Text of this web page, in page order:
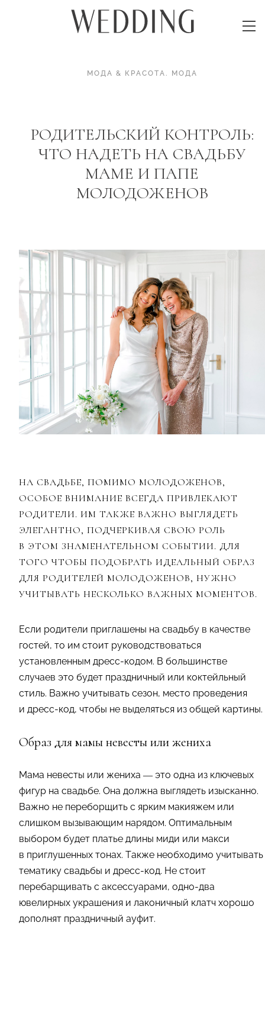
МОДА & КРАСОТА. МОДА
РОДИТЕЛЬСКИЙ КОНТРОЛЬ:
ЧТО НАДЕТЬ НА СВАДЬБУ
МАМЕ И ПАПЕ
МОЛОДОЖЕНОВ
НА СВАДЬБЕ, ПОМИМО МОЛОДОЖЕНОВ,
ОСОБОЕ ВНИМАНИЕ ВСЕГДА ПРИВЛЕКАЮТ
РОДИТЕЛИ. ИМ ТАКЖЕ ВАЖНО ВЫГЛЯДЕТЬ
ЭЛЕГАНТНО, ПОДЧЕРКИВАЯ СВОЮ РОЛЬ
В ЭТОМ ЗНАМЕНАТЕЛЬНОМ СОБЫТИИ. ДЛЯ
ТОГО ЧТОБЫ ПОДОБРАТЬ ИДЕАЛЬНЫЙ ОБРАЗ
ДЛЯ РОДИТЕЛЕЙ МОЛОДОЖЕНОВ, НУЖНО
УЧИТЫВАТЬ НЕСКОЛЬКО ВАЖНЫХ МОМЕНТОВ.
Если родители приглашены на свадьбу в качестве
гостей, то им стоит руководствоваться
установленным дресс-кодом. В большинстве
случаев это будет праздничный или коктейльный
стиль. Важно учитывать сезон, место проведения
и дресс-код, чтобы не выделяться из общей картины.
Образ для мамы невесты или жениха
Мама невесты или жениха — это одна из ключевых
фигур на свадьбе. Она должна выглядеть изысканно.
Важно не переборщить с ярким макияжем или
слишком вызывающим нарядом. Оптимальным
выбором будет платье длины миди или макси
в приглушенных тонах. Также необходимо учитывать
тематику свадьбы и дресс-код. Не стоит
перебарщивать с аксессуарами, одно-два
ювелирных украшения и лаконичный клатч хорошо
дополнят праздничный ауфит.